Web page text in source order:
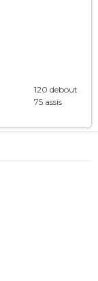
120 debout
75 assis